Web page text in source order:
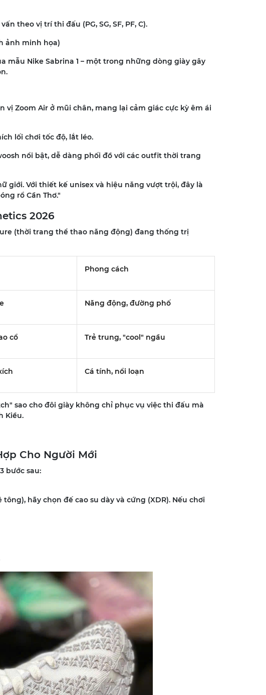
theo vị trí thi đấu (PG, SG, SF, PF, C).
ảnh minh họa)
mẫu Nike Sabrina 1 – một trong những dòng giày gây
Zoom Air ở mũi chân, mang lại cảm giác cực kỳ êm ái
lối chơi tốc độ, lắt léo.
nổi bật, dễ dàng phối đồ với các outfit thời trang
giới. Với thiết kế unisex và hiệu năng vượt trội, đây là
rổ Cần Thơ."
2026
(thời trang thể thao năng động) đang thống trị
Phong cách
Năng động, đường phố
cổ Trẻ trung, "cool" ngầu
Cá tính, nổi loạn
sao cho đôi giày không chỉ phục vụ việc thi đấu mà
Kiều.
Cho Người Mới
bước sau:
hãy chọn đế cao su dày và cứng (XDR). Nếu chơi